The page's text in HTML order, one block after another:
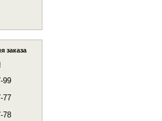
заказа
99
77
78